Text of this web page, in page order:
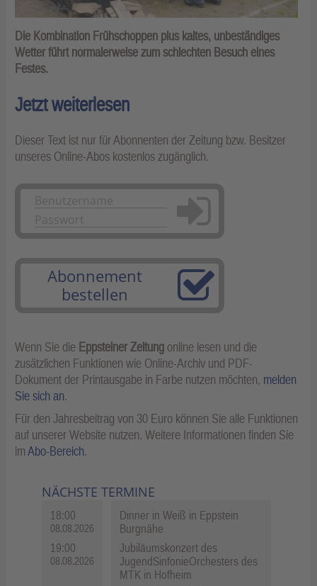
Die Kombination Frühschoppen plus kaltes, unbeständiges
Wetter führt normalerweise zum schlechten Besuch eines
Festes.
Jetzt weiterlesen
Dieser Text ist nur für Abonnenten der Zeitung bzw. Besitzer
unseres Online-Abos kostenlos zugänglich.
Anmelden
Abonnement
bestellen
Wenn Sie die Eppsteiner Zeitung online lesen und die
zusätzlichen Funktionen wie Online-Archiv und PDF-
Dokument der Printausgabe in Farbe nutzen möchten, melden
Sie sich an.
Für den Jahresbeitrag von 30 Euro können Sie alle Funktionen
auf unserer Website nutzen. Weitere Informationen finden Sie
imAbo-Bereich.
NÄCHSTE TERMINE
18:00
08.08.2026
Dinner in Weiß in Eppstein
Burgnähe
19:00
08.08.2026
Jubiläumskonzert des
JugendSinfonieOrchesters des
MTK in Hofheim